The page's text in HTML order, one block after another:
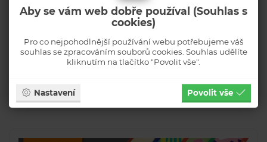
Aby se vám web dobře používal (Souhlas s
cookies)
Pro co nejpohodlnější používání webu potřebujeme váš
souhlas se zpracováním souborů cookies. Souhlas udělíte
kliknutím na tlačítko "Povolit vše".
Nastavení Povolit vše